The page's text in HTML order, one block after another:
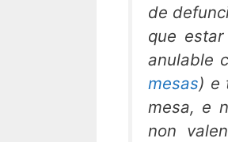
de
que
anulable
mesas) e
mesa, e
non